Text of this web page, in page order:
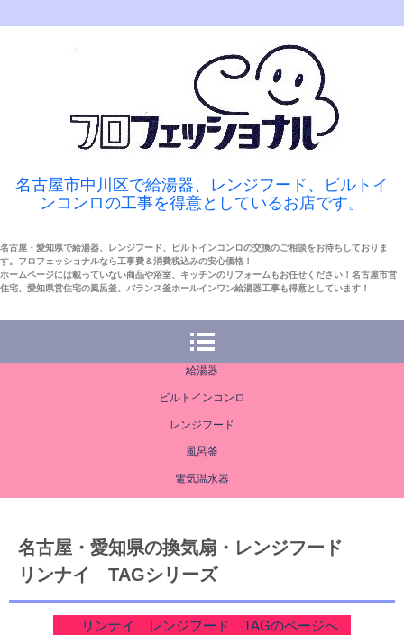
名古屋市中川区で給湯器、レンジフード、ビルトイ
ンコンロの工事を得意としているお店です。
名古屋・愛知県で給湯器、レンジフード、ビルトインコンロの交換のご相談をお待ちしておりま
す。フロフェッショナルなら工事費＆消費税込みの安心価格！
ホームページには載っていない商品や浴室、キッチンのリフォームもお任せください！名古屋市営
住宅、愛知県営住宅の風呂釜、バランス釜ホールインワン給湯器工事も得意としています！
給湯器
ビルトインコンロ
レンジフード
風呂釜
電気温水器
名古屋・愛知県の換気扇・レンジフード
リンナイ TAGシリーズ
リンナイ レンジフード TAGのページへ